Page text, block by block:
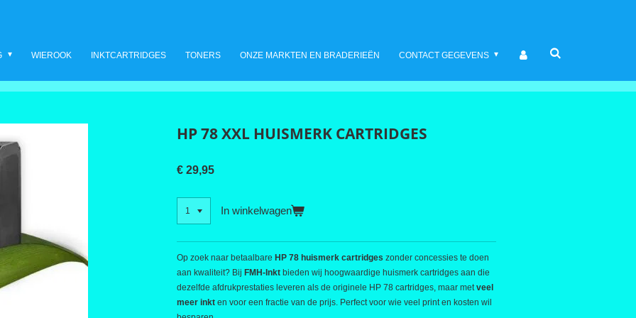
WIEROOK INKTCARTRIDGES TONERS ONZE MARKTEN EN BRADERIEËN CONTACT GEGEVENS
HP 78 XXL HUISMERK CARTRIDGES
€ 29,95
In winkelwagen
Op zoek naar betaalbare HP 78 huismerk cartridges zonder concessies te doen
aan kwaliteit? Bij FMH-Inkt bieden wij hoogwaardige huismerk cartridges aan die
dezelfde afdrukprestaties leveren als de originele HP 78 cartridges, maar met veel
meer inkt en voor een fractie van de prijs. Perfect voor wie veel print en kosten wil